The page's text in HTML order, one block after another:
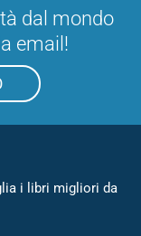
dal mondo
email!
i libri migliori da